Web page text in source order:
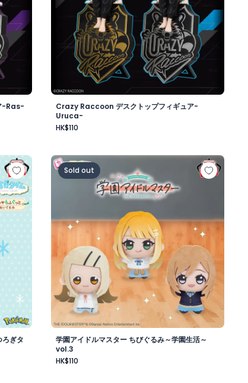
-Ras-
Crazy Raccoon デスクトップフィギュア-
Uruca-
HK$110
と くつろぎタイムぬいぐるみ～ポッチャマ～
ぎタ
学園アイドルマスター ちびぐるみ～学園生活
Sold out
学園アイドルマスター ちびぐるみ～学園生活～
vol.3
HK$110